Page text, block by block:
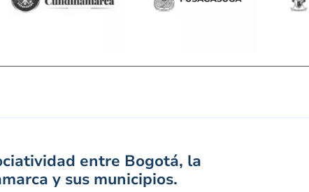
entre Bogotá, la
y sus municipios.